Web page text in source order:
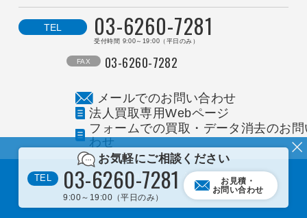
TEL 03-6260-7281
受付時間 9:00～19:00（平日のみ）
FAX 03-6260-7282
メールでのお問い合わせ
法人買取専用Webページ
フォームでの買取・データ消去のお
わせ
お気軽にご相談ください
TEL 03-6260-7281
9:00～19:00（平日のみ）
お見積・
お問い合わせ
Copyright © 2000 Sofmap Co., Ltd. All Rights Reserved.